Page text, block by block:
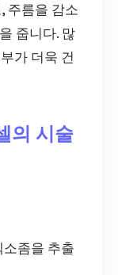
주름을 감소
줍니다. 많
가 더욱 건
의 시술
좀을 추출